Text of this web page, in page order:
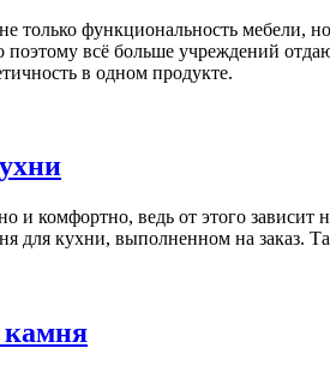
функциональность мебели,
всё больше учреждений
в одном продукте.
комфортно, ведь от этого
для кухни, выполненном на заказ.
камня